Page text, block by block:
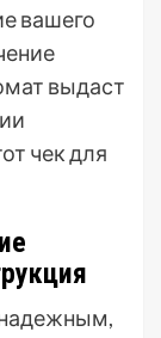
вашего
выдаст
чек для
надежным,